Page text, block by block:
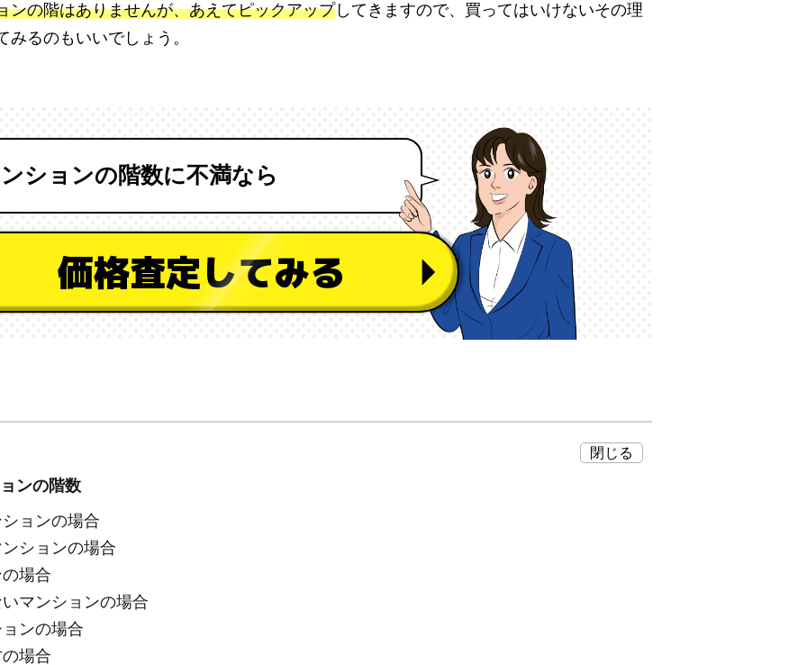
ンの階はありませんが、あえてピックアップしてきますので、買ってはいけないその理
るのもいいでしょう。
ションの階数に不満なら
価格査定してみる
ンの階数
ョンの場合
ションの場合
場合
マンションの場合
ンの場合
場合